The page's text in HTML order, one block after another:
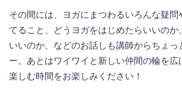
その間には、ヨガにまつわるいろんな疑問
てること、どうヨガをはじめたらいいのか
いいのか、などのお話しも講師からちょっ
ー。あとはワイワイと新しい仲間の輪を広
楽しむ時間をお楽しみください！